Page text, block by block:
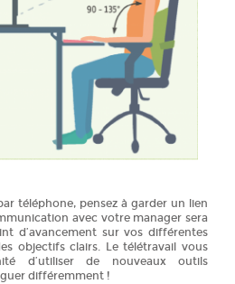
téléphone, pensez à garder un lien
avec votre manager sera
d’avancement sur vos différentes
objectifs clairs. Le télétravail vous
d’utiliser de nouveaux outils
différemment !